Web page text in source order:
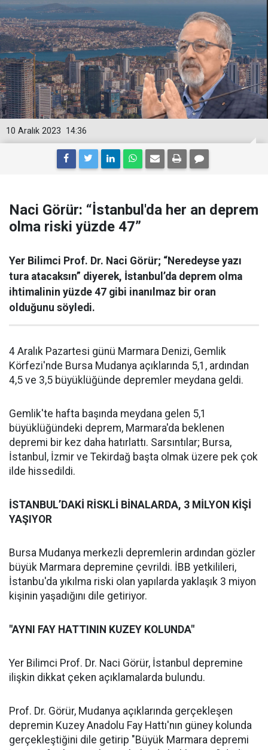
14:36
10 Aralık 2023
Naci Görür: “İstanbul'da her an deprem
olma riski yüzde 47”
Yer Bilimci Prof. Dr. Naci Görür; “Neredeyse yazı
tura atacaksın” diyerek, İstanbul’da deprem olma
ihtimalinin yüzde 47 gibi inanılmaz bir oran
olduğunu söyledi.
4 Aralık Pazartesi günü Marmara Denizi, Gemlik
Körfezi'nde Bursa Mudanya açıklarında 5,1, ardından
4,5 ve 3,5 büyüklüğünde depremler meydana geldi.
Gemlik'te hafta başında meydana gelen 5,1
büyüklüğündeki deprem, Marmara'da beklenen
depremi bir kez daha hatırlattı. Sarsıntılar; Bursa,
İstanbul, İzmir ve Tekirdağ başta olmak üzere pek çok
ilde hissedildi.
İSTANBUL’DAKİ RİSKLİ BİNALARDA, 3 MİLYON KİŞİ
YAŞIYOR
Bursa Mudanya merkezli depremlerin ardından gözler
büyük Marmara depremine çevrildi. İBB yetkilileri,
İstanbu'da yıkılma riski olan yapılarda yaklaşık 3 miyon
kişinin yaşadığını dile getiriyor.
"AYNI FAY HATTININ KUZEY KOLUNDA"
Yer Bilimci Prof. Dr. Naci Görür, İstanbul depremine
ilişkin dikkat çeken açıklamalarda bulundu.
Prof. Dr. Görür, Mudanya açıklarında gerçekleşen
depremin Kuzey Anadolu Fay Hattı'nın güney kolunda
gerçekleştiğini dile getirip "Büyük Marmara depremi